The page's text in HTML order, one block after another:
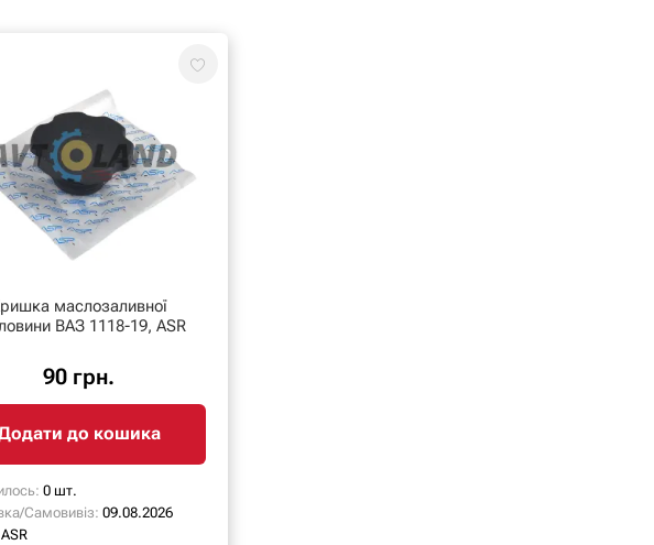
маслозаливної
ВАЗ 1118-19, ASR
90 грн.
до кошика
0 шт.
Самовивіз: 09.08.2026
ASR